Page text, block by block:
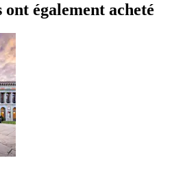
également acheté